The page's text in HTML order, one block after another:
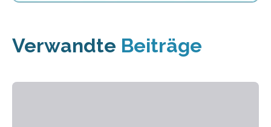
Verwandte Beiträge